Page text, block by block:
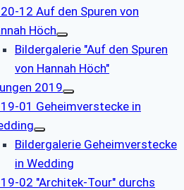
12 Auf den Spuren von
Höch
Bildergalerie "Auf den Spuren
von Hannah Höch"
2019
01 Geheimverstecke in
Bildergalerie Geheimverstecke
in Wedding
02 "Architek-Tour" durchs